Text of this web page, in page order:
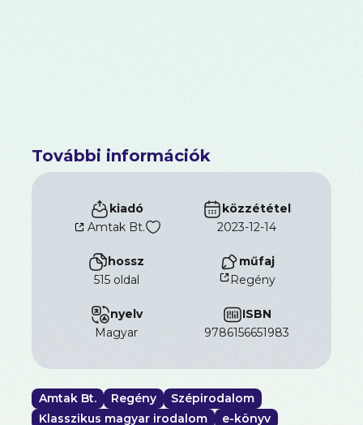
További információk
kiadó
Amtak Bt.
közzététel
2023-12-14
hossz
515 oldal
műfaj
Regény
nyelv
magyar
ISBN
9786156651983
Amtak Bt. Regény
Szépirodalom
Klasszikus magyar irodalom
e-könyv